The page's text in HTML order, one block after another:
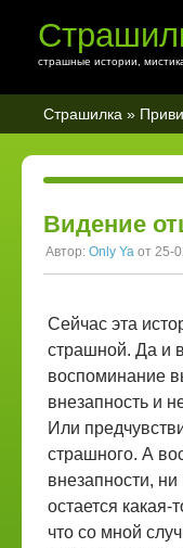
страшные истории,
Страшилка »
Видение
Автор: Only Ya от 25-
Сейчас эта
страшной. Да и
воспоминание
внезапность и
Или
страшного. А
внезапности,
остается
что со мной